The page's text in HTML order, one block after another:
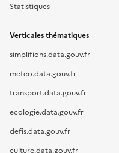
Statistiques
Verticales thématiques
simplifions.data.gouv.fr
meteo.data.gouv.fr
transport.data.gouv.fr
ecologie.data.gouv.fr
defis.data.gouv.fr
culture.data.gouv.fr